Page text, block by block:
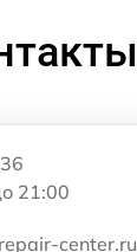
21:00
center.ru